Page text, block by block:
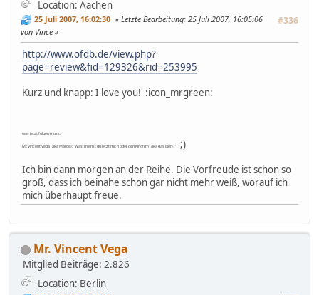
Location: Aachen
25 Juli 2007, 16:02:30 #336
Letzte Bearbeitung: 25 Juli 2007, 16:05:06
von Vince
http://www.ofdb.de/view.php?
page=review&fid=129326&rid=253995
Kurz und knapp: I love you! :icon_mrgreen:
was jetzt folgen muss:
Mr. Vincent Vega (aka Marge): "Was, meinst du jetzt mich oder den Kinofilm (aka das Bier)?"
;)
Ich bin dann morgen an der Reihe. Die Vorfreude ist schon so
groß, dass ich beinahe schon gar nicht mehr weiß, worauf ich
mich überhaupt freue.
Mr. Vincent Vega
Mitglied Beiträge: 2.826
Location: Berlin